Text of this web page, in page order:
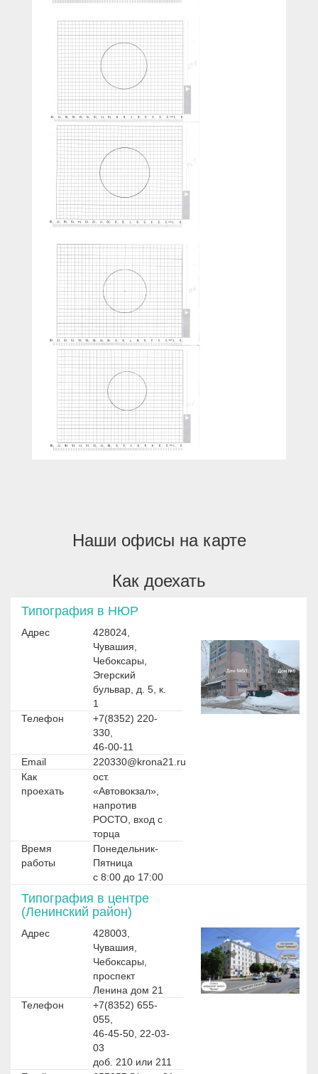
Наши офисы на карте
Как доехать
Типография в НЮР
Адрес
428024,
Чувашия,
Чебоксары,
Эгерский
бульвар, д. 5, к.
1
Телефон
+7(8352) 220-
330,
46-00-11
Email
220330@krona21.ru
Как
проехать
ост.
«Автовокзал»,
напротив
РОСТО, вход с
торца
Время
работы
Понедельник-
Пятница
с 8:00 до 17:00
Типография в центре
(Ленинский район)
Адрес
428003,
Чувашия,
Чебоксары,
проспект
Ленина дом 21
Телефон
+7(8352) 655-
055,
46-45-50, 22-03-
03
доб. 210 или 211